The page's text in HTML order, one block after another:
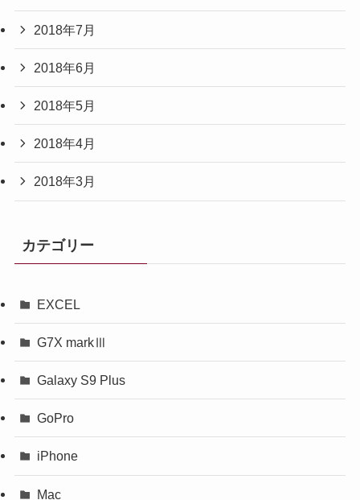
2018年7月
2018年6月
2018年5月
2018年4月
2018年3月
カテゴリー
EXCEL
G7X markⅢ
Galaxy S9 Plus
GoPro
iPhone
Mac